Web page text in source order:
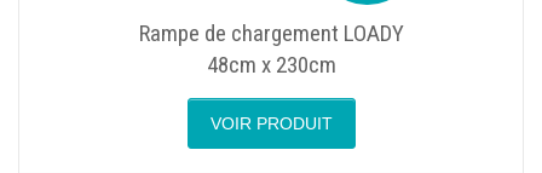
Rampe de chargement LOADY
48cm x 230cm
VOIR PRODUIT